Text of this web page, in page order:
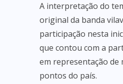
A interpretação do
original da banda
participação nesta
que contou com a
em representação de
pontos do país.